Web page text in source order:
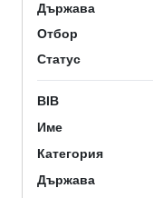
Държава
Отбор
Статус
BIB
Име
Категория
Държава